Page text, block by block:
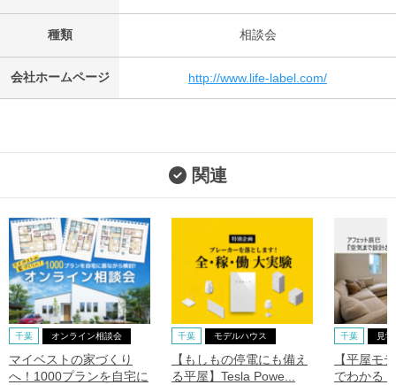
種類 相談会
会社ホームページ http://www.life-label.com/
関連
千葉 オンライン相談会
マイベストの家づくり
へ！1000プランを自宅に
千葉 モデルハウス
【もしもの停電にも備え
る平屋】Tesla Powe...
千葉 見
【平屋モ
でわかる